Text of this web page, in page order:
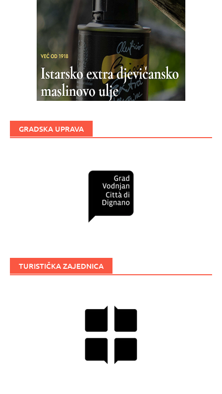
GRADSKA UPRAVA
TURISTIČKA ZAJEDNICA